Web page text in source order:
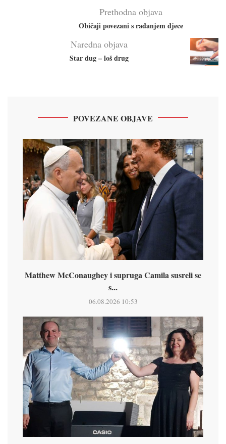
Prethodna objava
Običaji povezani s rađanjem djece
Naredna objava
Star dug – loš drug
POVEZANE OBJAVE
Matthew McConaughey i supruga Camila susreli se
s...
06.08.2026 10:53